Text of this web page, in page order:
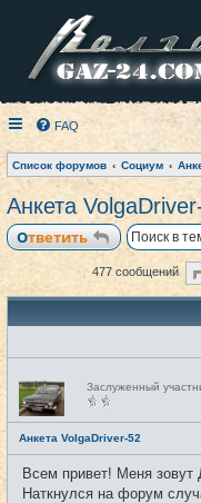
FAQ
Список форумов Социум
Анкета
Ответить
477 сообщений
Н
е
в
с
е
т
и
Заслуженный
Анкета VolgaDriver-52
Всем привет! Меня зовут
Наткнулся на форум